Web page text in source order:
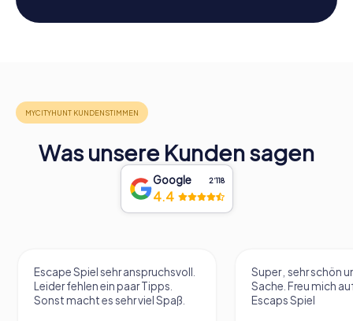
Was unsere Kunden sagen
Google 2‘118
4.4
Escape Spiel sehr anspruchsvoll.
Leider fehlen ein paar Tipps.
Sonst macht es sehr viel Spaß.
Super , sehr schön
Sache. Freu mich
Escaps Spiel